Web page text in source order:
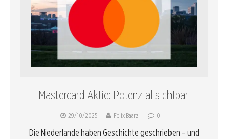
Mastercard Aktie: Potenzial sichtbar!
29/10/2025 Felix Baarz 0
Die Niederlande haben Geschichte geschrieben – und